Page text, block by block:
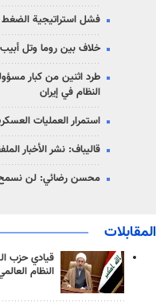
فشل استراتيجية
خلاف بين روما وتل
طرد اثنين من كبار
النظام في إيران
استمرار العمليات
قاليباف: نشر الأخبار
محسن رضائي: لن
المقابلات
قيادي حزب
النظام